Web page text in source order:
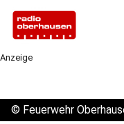
Anzeige
© Feuerwehr